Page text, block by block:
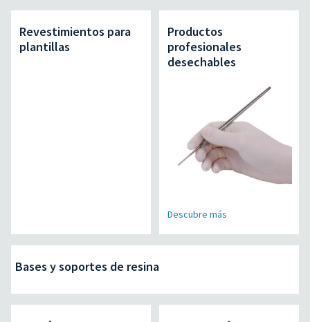
Revestimientos para
plantillas
Productos
profesionales
desechables
Descubre más
Bases y soportes de resina